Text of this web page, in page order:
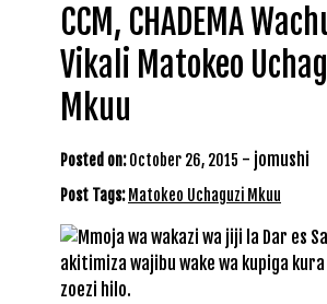
CCM, CHADEMA
Vikali Matokeo
Mkuu
Posted on: October 26, 2015 - jomushi
Post Tags: Matokeo Uchaguzi Mkuu